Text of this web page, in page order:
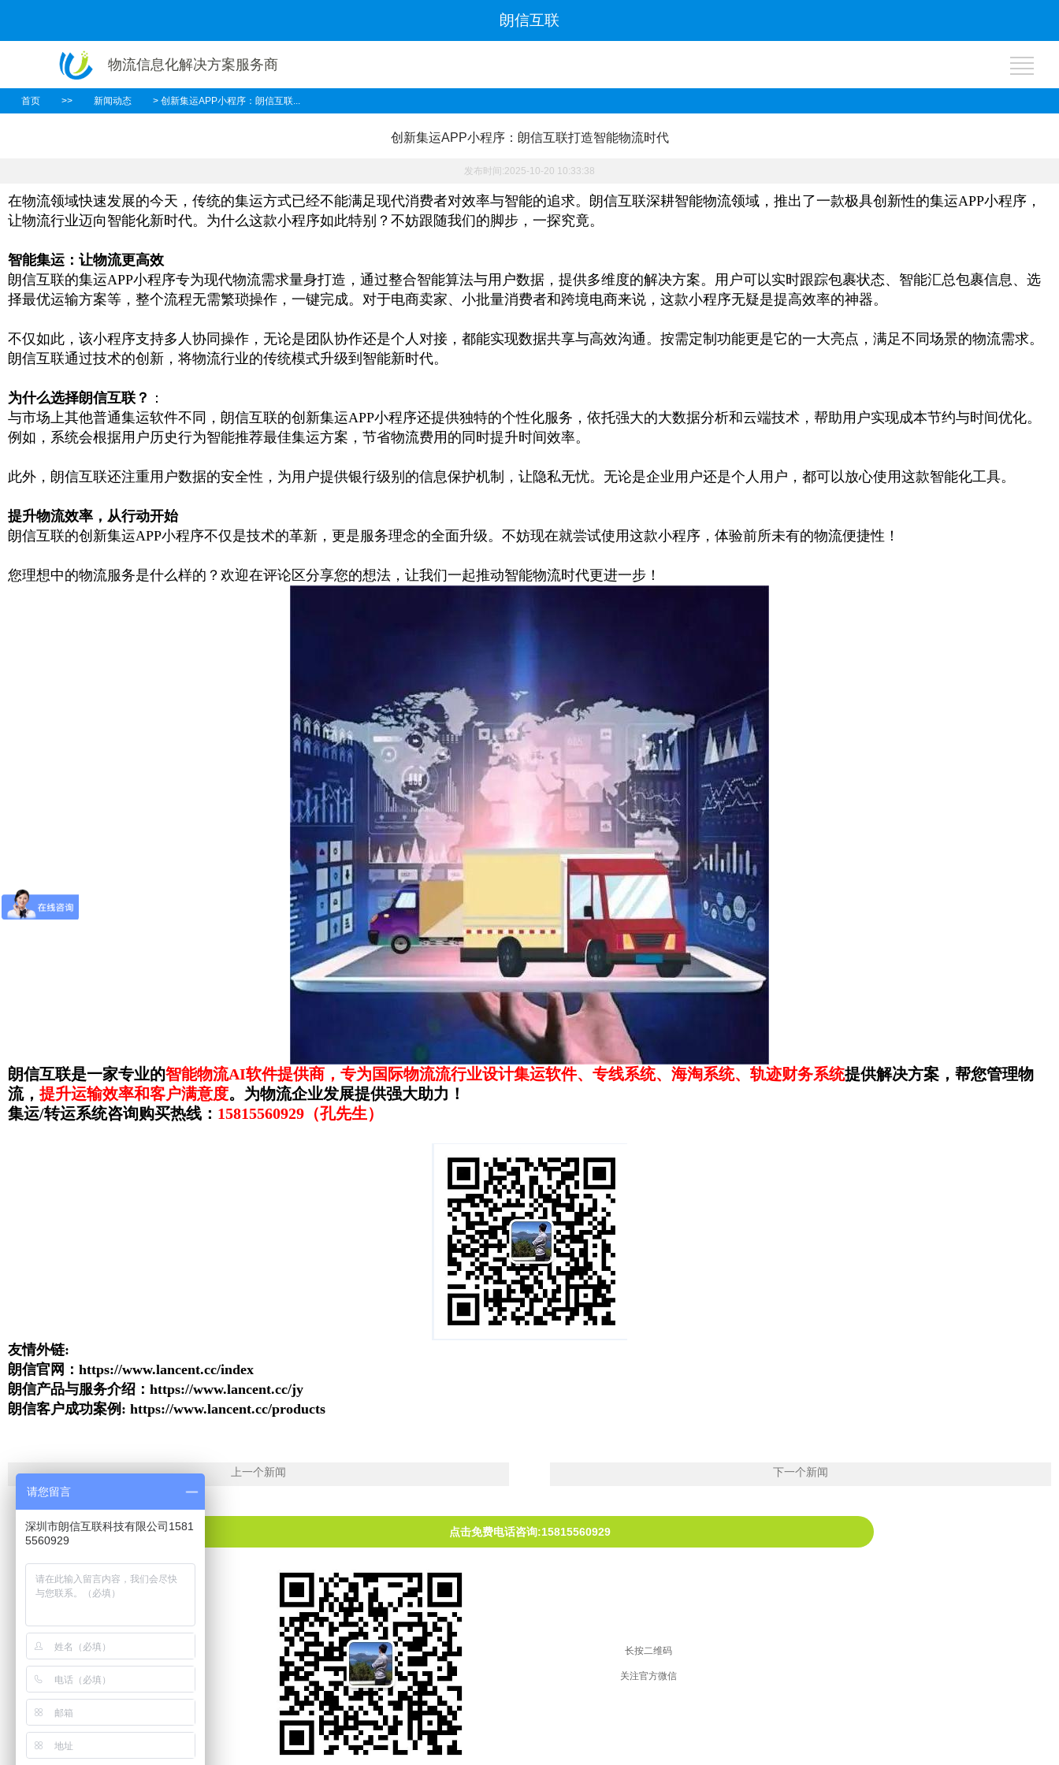
朗信互联
物流信息化解决方案服务商
首页 >> 新闻动态 > 创新集运APP小程序：朗信互联...
创新集运APP小程序：朗信互联打造智能物流时代
发布时间:2025-10-20 10:33:38
在物流领域快速发展的今天，传统的集运方式已经不能满足现代消费者对效率与智能的追求。朗信互联深耕智能物流领域，推出了一款极具创新性的集运APP小程序，
让物流行业迈向智能化新时代。为什么这款小程序如此特别？不妨跟随我们的脚步，一探究竟。
智能集运：让物流更高效
朗信互联的集运APP小程序专为现代物流需求量身打造，通过整合智能算法与用户数据，提供多维度的解决方案。用户可以实时跟踪包裹状态、智能汇总包裹信息、选
择最优运输方案等，整个流程无需繁琐操作，一键完成。对于电商卖家、小批量消费者和跨境电商来说，这款小程序无疑是提高效率的神器。
不仅如此，该小程序支持多人协同操作，无论是团队协作还是个人对接，都能实现数据共享与高效沟通。按需定制功能更是它的一大亮点，满足不同场景的物流需求。
朗信互联通过技术的创新，将物流行业的传统模式升级到智能新时代。
为什么选择朗信互联？ ：
与市场上其他普通集运软件不同，朗信互联的创新集运APP小程序还提供独特的个性化服务，依托强大的大数据分析和云端技术，帮助用户实现成本节约与时间优化。
例如，系统会根据用户历史行为智能推荐最佳集运方案，节省物流费用的同时提升时间效率。
此外，朗信互联还注重用户数据的安全性，为用户提供银行级别的信息保护机制，让隐私无忧。无论是企业用户还是个人用户，都可以放心使用这款智能化工具。
提升物流效率，从行动开始
朗信互联的创新集运APP小程序不仅是技术的革新，更是服务理念的全面升级。不妨现在就尝试使用这款小程序，体验前所未有的物流便捷性！
您理想中的物流服务是什么样的？欢迎在评论区分享您的想法，让我们一起推动智能物流时代更进一步！
朗信互联是一家专业的智能物流AI软件提供商，专为国际物流流行业设计集运软件、专线系统、海淘系统、轨迹财务系统提供解决方案，帮您管理物
流， 提升运输效率和客户满意度。为物流企业发展提供强大助力！
集运/转运系统咨询购买热线： 15815560929（孔先生）
友情外链:
朗信官网： https://www.lancent.cc/index
朗信产品与服务介绍： https://www.lancent.cc/jy
朗信客户成功案例 : https://www.lancent.cc/products
上一个新闻 下一个新闻
点击免费电话咨询:15815560929
长按二维码
关注官方微信
请您留言
深圳市朗信互联科技有限公司1581
5560929